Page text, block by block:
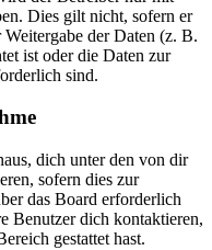
Dies gilt nicht, sofern er
der Daten (z. B.
ist oder die Daten zur
sind.
dich unter den von dir
sofern dies zur
das Board erforderlich
Benutzer dich kontaktieren,
gestattet hast.